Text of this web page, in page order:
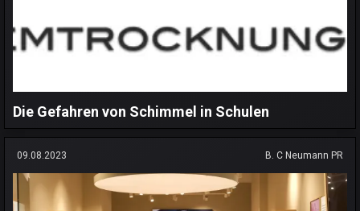
Die Gefahren von Schimmel in Schulen
09.08.2023 B. C Neumann PR